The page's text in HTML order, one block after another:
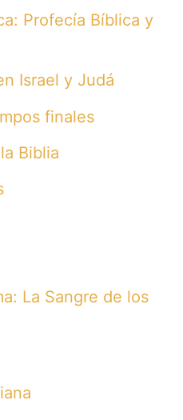
Profecía Bíblica y
Israel y Judá
finales
Biblia
La Sangre de los